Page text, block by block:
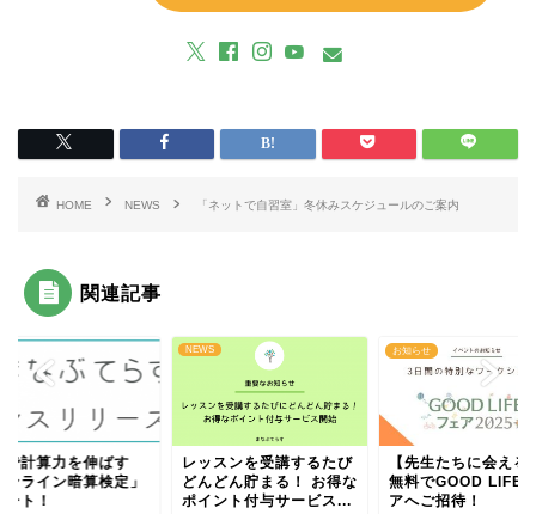
HOME NEWS 「ネットで自習室」冬休みスケジュールのご案内
関連記事
で計算力を伸ばす
ンライン暗算検定」
ト！
NEWS
レッスンを受講するたび
どんどん貯まる！ お得な
ポイント付与サービス...
お知らせ
【先生たちに会える
無料でGOOD LIFE
アへご招待！